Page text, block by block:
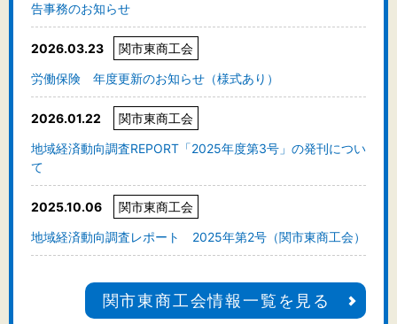
告事務のお知らせ
2026.03.23
関市東商工会
労働保険 年度更新のお知らせ（様式あり）
2026.01.22
関市東商工会
地域経済動向調査REPORT「2025年度第3号」の発刊につい
て
2025.10.06
関市東商工会
地域経済動向調査レポート 2025年第2号（関市東商工会）
関市東商工会情報一覧を見る